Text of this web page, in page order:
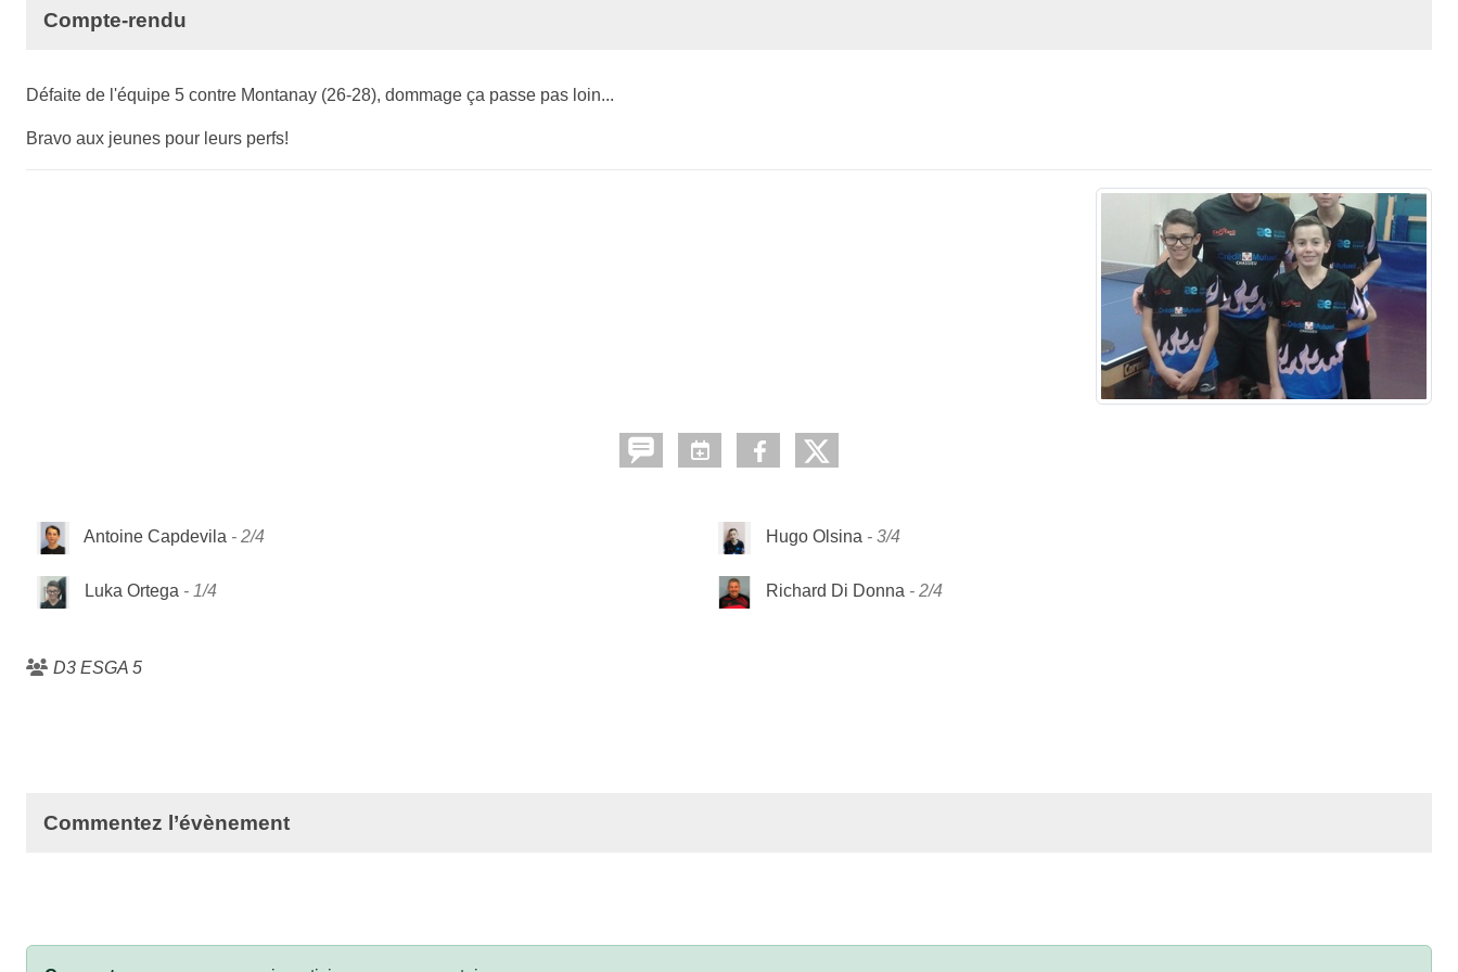
Compte-rendu
Défaite de l'équipe 5 contre Montanay (26-28), dommage ça passe pas loin...
Bravo aux jeunes pour leurs perfs!
Antoine Capdevila 2/4 Hugo Olsina 3/4
Luka Ortega 1/4 Richard Di Donna 2/4
D3 ESGA 5
Commentez l’évènement